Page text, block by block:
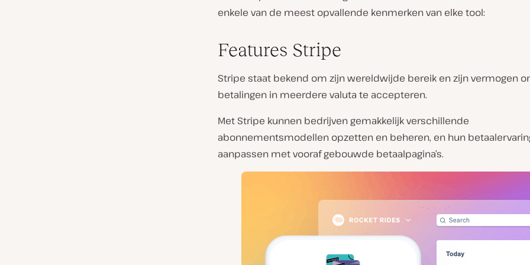
enkele van de meest opvallende kenmerken van elke tool:
Features Stripe
Stripe staat bekend om zijn wereldwijde bereik en zijn vermogen
betalingen in meerdere valuta te accepteren.
Met Stripe kunnen bedrijven gemakkelijk verschillende
abonnementsmodellen opzetten en beheren, en hun
aanpassen met vooraf gebouwde betaalpagina’s.